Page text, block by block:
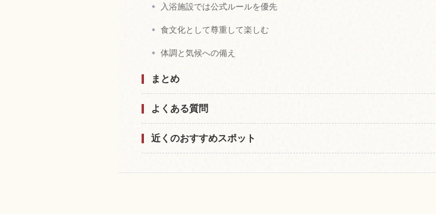
入浴施設では公式ルールを優先
食文化として尊重して楽しむ
体調と気候への備え
まとめ
よくある質問
近くのおすすめスポット